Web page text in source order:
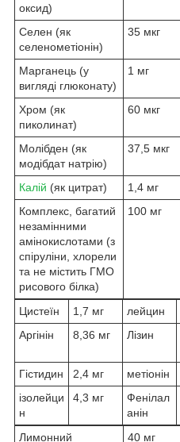
оксид)
Селен (як
селенометіонін)
35 мкг
Марганець (у
вигляді глюконату)
1 мг
Хром (як
пиколинат)
60 мкг
Молібден (як
модібдат натрію)
37,5 мкг
Калій (як цитрат) 1,4 мг
Комплекс, багатий
незамінними
амінокислотами (з
спіруліни, хлорели
та не містить ГМО
рисового білка)
100 мг
Цистеїн 1,7 мг лейцин
Аргінін
8,36 мг Лізин
Гістидин 2,4 мг метіонін
ізолейци
н
4,3 мг
Фенілал
анін
Лимонний 40 мг